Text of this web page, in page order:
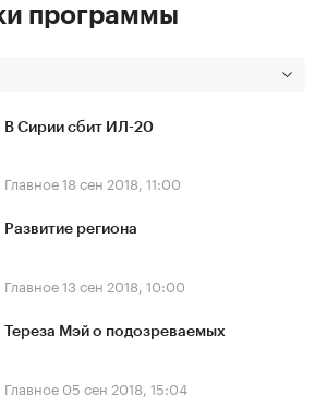
программы
В Сирии сбит ИЛ-20
Главное18 сен 2018, 11:00
Развитие региона
Главное13 сен 2018, 10:00
Тереза Мэй о подозреваемых
Главное 05 сен 2018, 15:04